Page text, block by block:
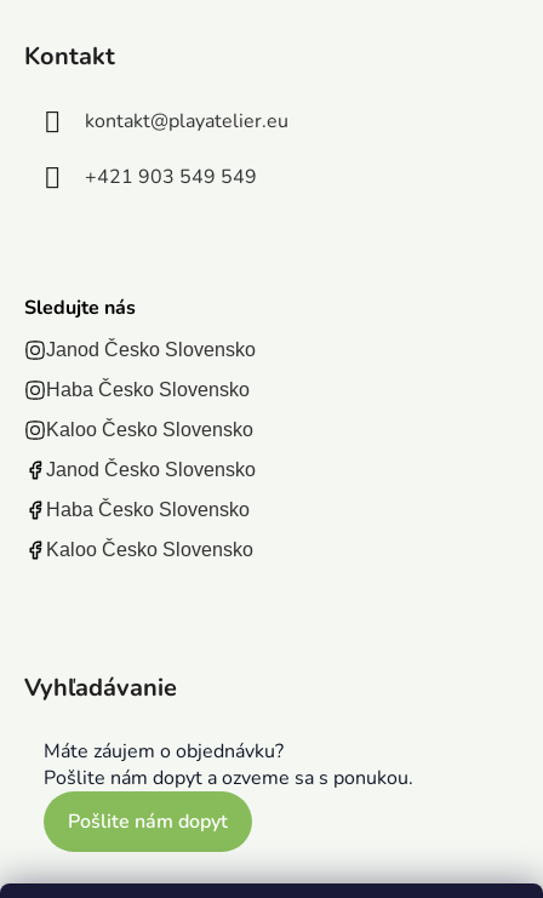
Kontakt
kontakt@playatelier.eu
+421 903 549 549
Sledujte nás
Janod Česko Slovensko
Haba Česko Slovensko
Kaloo Česko Slovensko
Janod Česko Slovensko
Haba Česko Slovensko
Kaloo Česko Slovensko
Vyhľadávanie
Máte záujem o objednávku?
Pošlite nám dopyt a ozveme sa s ponukou.
Pošlite nám dopyt